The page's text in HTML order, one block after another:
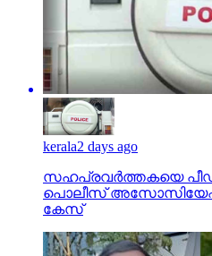
kerala2 days ago
സഹപ്രവര്‍ത്തകയെ
പൊലീസ്
കേസ്